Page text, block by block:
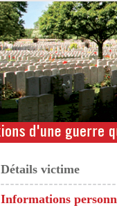
Détails victime
Informations